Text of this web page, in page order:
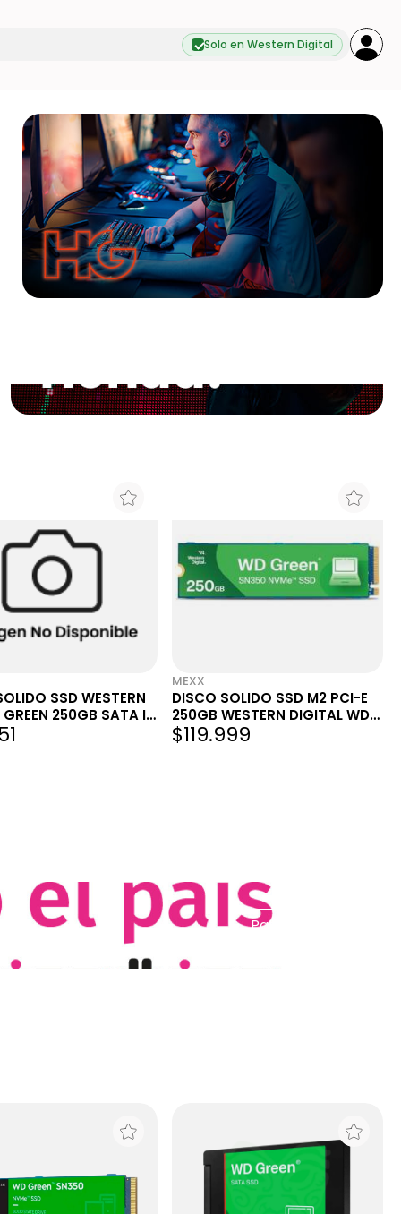
Solo en Western Digital
Mayor descuento
Menor descuento
Más reciente
SSD WESTERN
250GB SATA III
MEXX
DISCO SOLIDO SSD M2 PCI-E
250GB WESTERN DIGITAL WD
SN 350 GREEN
$119.999
Patrocinado